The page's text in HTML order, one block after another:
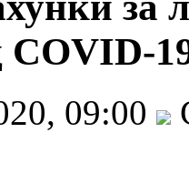
COVID-
09:00